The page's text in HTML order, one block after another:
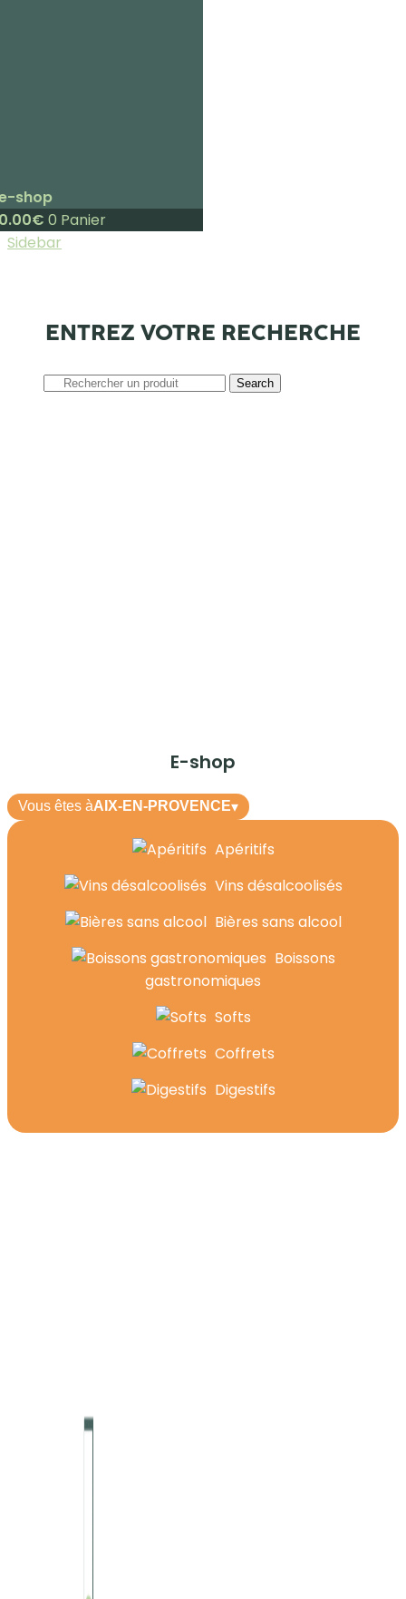
shop
€ 0 Panier
Sidebar
ENTREZ VOTRE RECHERCHE
Search
E-shop
Vous êtes àAIX-EN-PROVENCE▾
Apéritifs
Vins désalcoolisés
Bières sans alcool
Boissons
gastronomiques
Softs
Coffrets
Digestifs